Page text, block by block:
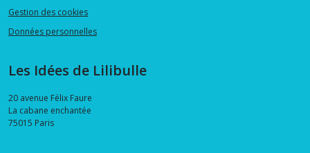
Gestion des cookies
Données personnelles
Les Idées de Lilibulle
20 avenue Félix Faure
La cabane enchantée
75015 Paris